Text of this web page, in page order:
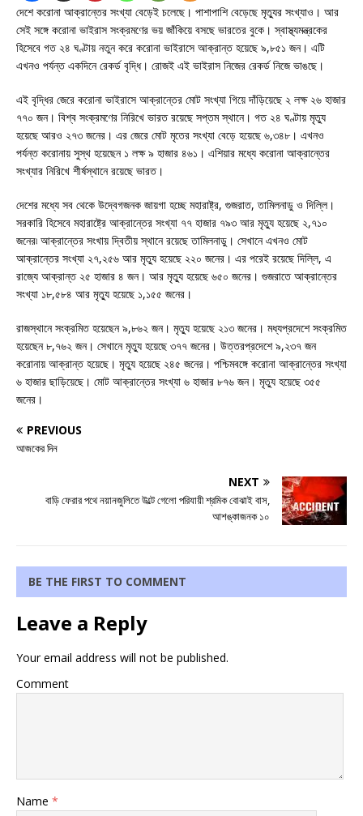
দেশে করোনা আক্রান্তের সংখ্যা বেড়েই চলেছে। পাশাপাশি বেড়েছে মৃত্যুর সংখ্যাও। আর
সেই সঙ্গে করোনা ভাইরাস সংক্রমণের ভয় জাঁকিয়ে বসছে ভারতের বুকে। স্বাস্থ্যমন্ত্রকের
হিসেবে গত ২৪ ঘণ্টায় নতুন করে করোনা ভাইরাসে আক্রান্ত হয়েছে ৯,৮৫১ জন। এটি
এখনও পর্যন্ত একদিনে রেকর্ড বৃদ্ধি। রোজই এই ভাইরাস নিজের রেকর্ড নিজে ভাঙছে।
এই বৃদ্ধির জেরে করোনা ভাইরাসে আক্রান্তের মোট সংখ্যা গিয়ে দাঁড়িয়েছে ২ লক্ষ ২৬ হাজার
৭৭০ জন। বিশ্ব সংক্রমণের নিরিখে ভারত রয়েছে সপ্তম স্থানে। গত ২৪ ঘণ্টায় মৃত্যু
হয়েছে আরও ২৭৩ জনের। এর জেরে মোট মৃতের সংখ্যা বেড়ে হয়েছে ৬,৩৪৮। এখনও
পর্যন্ত করোনায় সুস্থ হয়েছেন ১ লক্ষ ৯ হাজার ৪৬১। এশিয়ার মধ্যে করোনা আক্রান্তের
সংখ্যার নিরিখে শীর্ষস্থানে রয়েছে ভারত।
দেশের মধ্যে সব থেকে উদ্বেগজনক জায়গা হচ্ছে মহারাষ্ট্র, গুজরাত, তামিলনাডু ও দিল্লি।
সরকারি হিসেবে মহারাষ্ট্রে আক্রান্তের সংখ্যা ৭৭ হাজার ৭৯৩ আর মৃত্যু হয়েছে ২,৭১০
জনের৷ আক্রান্তের সংখায় দ্বিতীয় স্থানে রয়েছে তামিলনাড়ু। সেখানে এখনও মোট
আক্রান্তের সংখ্যা ২৭,২৫৬ আর মৃত্যু হয়েছে ২২০ জনের। এর পরেই রয়েছে দিল্লি, এ
রাজ্যে আক্রান্ত ২৫ হাজার ৪ জন। আর মৃত্যু হয়েছে ৬৫০ জনের। গুজরাতে আক্রান্তের
সংখ্যা ১৮,৫৮৪ আর মৃত্যু হয়েছে ১,১৫৫ জনের।
রাজস্থানে সংক্রমিত হয়েছেন ৯,৮৬২ জন। মৃত্যু হয়েছে ২১৩ জনের। মধ্যপ্রদেশে সংক্রমিত
হয়েছেন ৮,৭৬২ জন। সেখানে মৃত্যু হয়েছে ৩৭৭ জনের। উত্তরপ্রদেশে ৯,২৩৭ জন
করোনায় আক্রান্ত হয়েছে। মৃত্যু হয়েছে ২৪৫ জনের। পশ্চিমবঙ্গে করোনা আক্রান্তের সংখ্যা
৬ হাজার ছাড়িয়েছে। মোট আক্রান্তের সংখ্যা ৬ হাজার ৮৭৬ জন। মৃত্যু হয়েছে ৩৫৫
জনের।
PREVIOUS
আজকের দিন
NEXT
বাড়ি ফেরার পথে নয়ানজুলিতে উল্টে গেলো পরিযায়ী শ্রমিক বোঝাই বাস,
আশঙ্কাজনক ১০
BE THE FIRST TO COMMENT
Leave a Reply
Your email address will not be published.
Comment
Name *